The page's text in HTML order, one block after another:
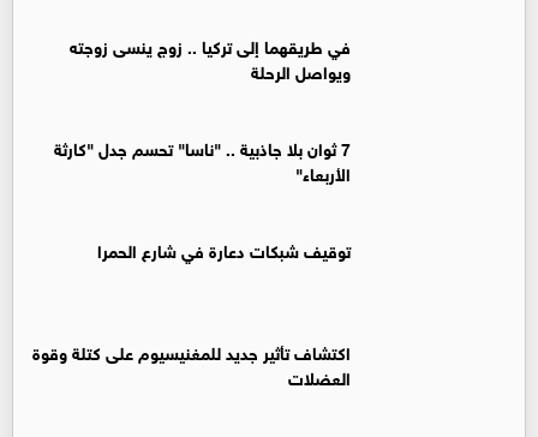
في طريقهما إلى تركيا .. زوج ينسى زوجته
ويواصل الرحلة
7 ثوان بلا جاذبية .. "ناسا" تحسم جدل "كارثة
الأربعاء"
توقيف شبكات دعارة في شارع الحمرا
اكتشاف تأثير جديد للمغنيسيوم على كتلة وقوة
العضلات